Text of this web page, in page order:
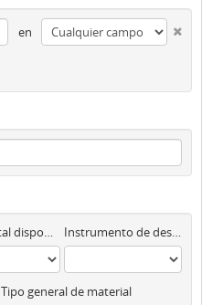
en
Objeto digital disponibles Instrumento de descripción
Tipo general de material